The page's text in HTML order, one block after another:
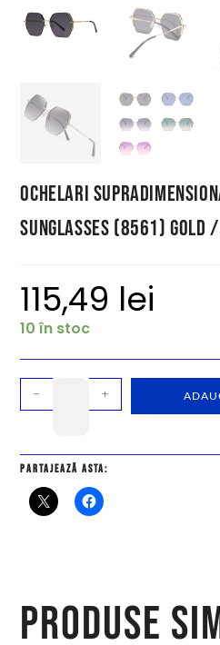
Ochelari
Sunglasses (8561) Gold
115,49 lei
10 în stoc
- +
Partajează asta:
Produse